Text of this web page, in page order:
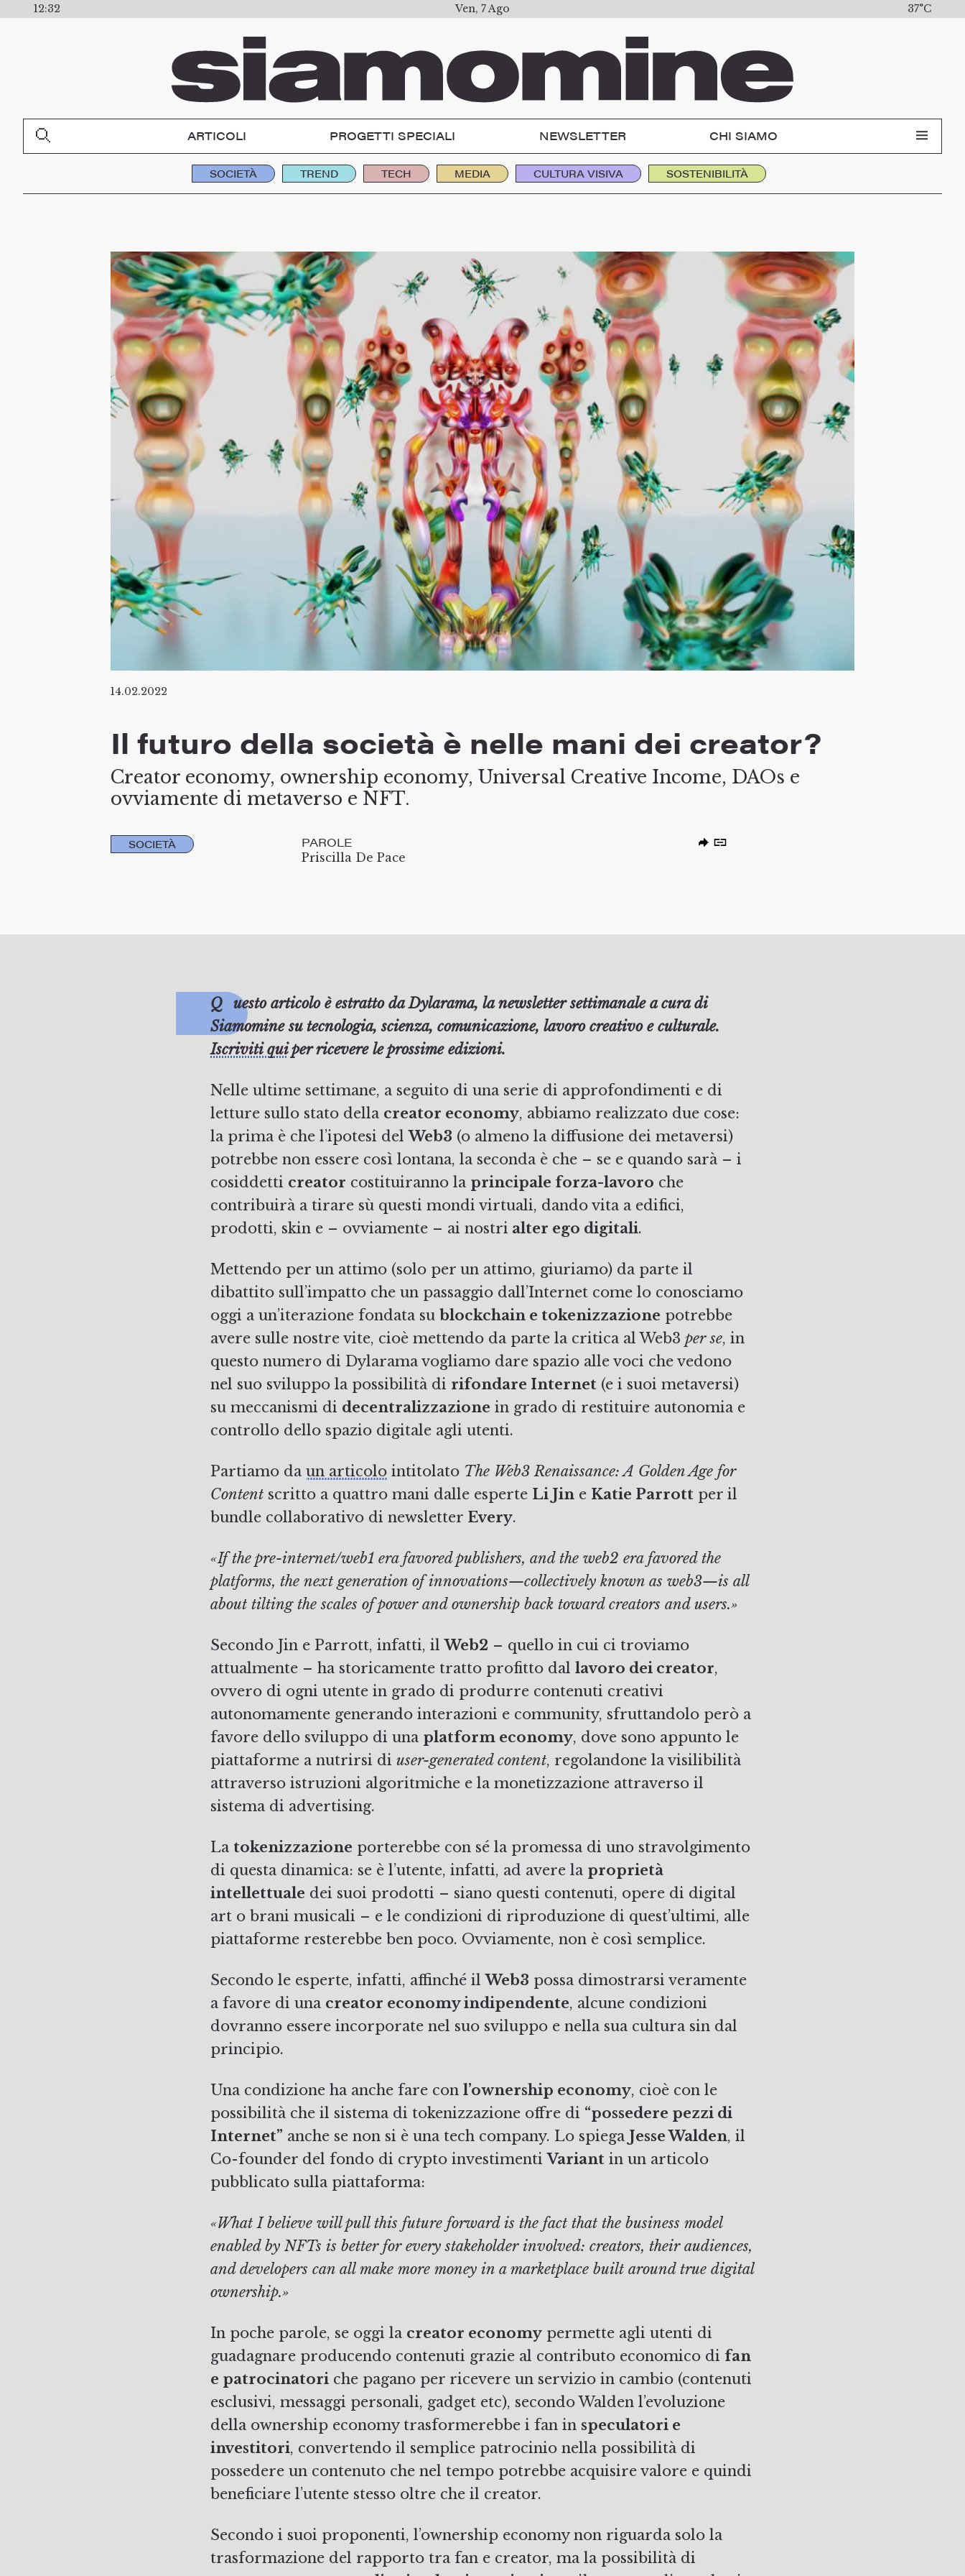
12:32 Ven, 7 Ago 37°C
ARTICOLI PROGETTI SPECIALI NEWSLETTER CHI SIAMO
SOCIETÀ TREND TECH MEDIA CULTURA VISIVA SOSTENIBILITÀ
14.02.2022
Il futuro della società è nelle mani dei creator?
Creator economy, ownership economy, Universal Creative Income, DAOs e
ovviamente di metaverso e NFT.
SOCIETÀ PAROLE
Priscilla De Pace
Questo articolo è estratto da Dylarama, la newsletter settimanale a cura di
Siamomine su tecnologia, scienza, comunicazione, lavoro creativo e culturale.
Iscriviti quiper ricevere le prossime edizioni.
Nelle ultime settimane, a seguito di una serie di approfondimenti e di
letture sullo stato della creator economy, abbiamo realizzato due cose:
la prima è che l’ipotesi delWeb3 (o almeno la diffusione dei metaversi)
potrebbe non essere così lontana, la seconda è che – se e quando sarà – i
cosiddetti creator costituiranno la principale forza-lavoro che
contribuirà a tirare sù questi mondi virtuali, dando vita a edifici,
prodotti, skin e – ovviamente – ai nostri alter ego digitali.
Mettendo per un attimo (solo per un attimo, giuriamo) da parte il
dibattito sull’impatto che un passaggio dall’Internet come lo conosciamo
oggi a un’iterazione fondata sublockchain e tokenizzazione potrebbe
avere sulle nostre vite, cioè mettendo da parte la critica al Web3per se, in
questo numero di Dylarama vogliamo dare spazio alle voci che vedono
nel suo sviluppo la possibilità di rifondare Internet (e i suoi metaversi)
su meccanismi di decentralizzazione in grado di restituire autonomia e
controllo dello spazio digitale agli utenti.
Partiamo daun articolo intitolato The Web3 Renaissance: A Golden Age for
Content scritto a quattro mani dalle esperte Li Jin e Katie Parrott per il
bundle collaborativo di newsletter Every.
«If the pre-internet/web1 era favored publishers, and the web2 era favored the
platforms, the next generation of innovations—collectively known as web3—is all
about tilting the scales of power and ownership back toward creators and users.»
Secondo Jin e Parrott, infatti, ilWeb2 – quello in cui ci troviamo
attualmente – ha storicamente tratto profitto dallavoro dei creator,
ovvero di ogni utente in grado di produrre contenuti creativi
autonomamente generando interazioni e community, sfruttandolo però a
favore dello sviluppo di una platform economy, dove sono appunto le
piattaforme a nutrirsi diuser-generated content, regolandone la visilibilità
attraverso istruzioni algoritmiche e la monetizzazione attraverso il
sistema di advertising.
La tokenizzazione porterebbe con sé la promessa di uno stravolgimento
di questa dinamica: se è l’utente, infatti, ad avere la proprietà
intellettuale dei suoi prodotti – siano questi contenuti, opere di digital
art o brani musicali – e le condizioni di riproduzione di quest’ultimi, alle
piattaforme resterebbe ben poco. Ovviamente, non è così semplice.
Secondo le esperte, infatti, affinché ilWeb3 possa dimostrarsi veramente
a favore di una creator economy indipendente, alcune condizioni
dovranno essere incorporate nel suo sviluppo e nella sua cultura sin dal
principio.
Una condizione ha anche fare conl’ownership economy, cioè con le
possibilità che il sistema di tokenizzazione offre di “possedere pezzi di
Internet” anche se non si è una tech company. Lo spiega Jesse Walden, il
Co-founder del fondo di crypto investimentiVariant in un articolo
pubblicato sulla piattaforma:
«What I believe will pull this future forward is the fact that the business model
enabled by NFTs is better for every stakeholder involved: creators, their audiences,
and developers can all make more money in a marketplace built around true digital
ownership.»
In poche parole, se oggi la creator economy permette agli utenti di
guadagnare producendo contenuti grazie al contributo economico di fan
e patrocinatori che pagano per ricevere un servizio in cambio (contenuti
esclusivi, messaggi personali, gadget etc), secondo Walden l’evoluzione
della ownership economy trasformerebbe i fan in speculatori e
investitori, convertendo il semplice patrocinio nella possibilità di
possedere un contenuto che nel tempo potrebbe acquisire valore e quindi
beneficiare l’utente stesso oltre che il creator.
Secondo i suoi proponenti, l’ownership economy non riguarda solo la
trasformazione del rapporto tra fan e creator, ma la possibilità di